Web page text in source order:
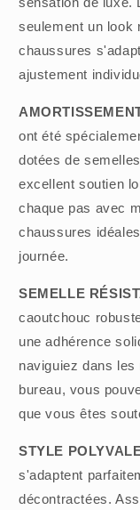
seulement un look
chaussures
ajustement
ont été
dotées de
excellent soutien
chaque pas avec
chaussures
journée.
SEMELLE
caoutchouc
une adhérence
naviguiez dans
bureau, vous
que vous êtes
STYLE
s'adaptent
décontractées.